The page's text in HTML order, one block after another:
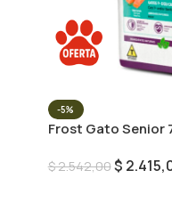
-5%
Frost Gato Senior
$2.542,00$